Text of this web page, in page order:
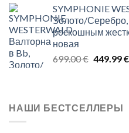
was:
699.00 €.
SYMPHONIE
Золото/Серебро,
роскошным
новая
699.00€ Original
449.99€
НАШИ БЕСТСЕЛЛЕРЫ